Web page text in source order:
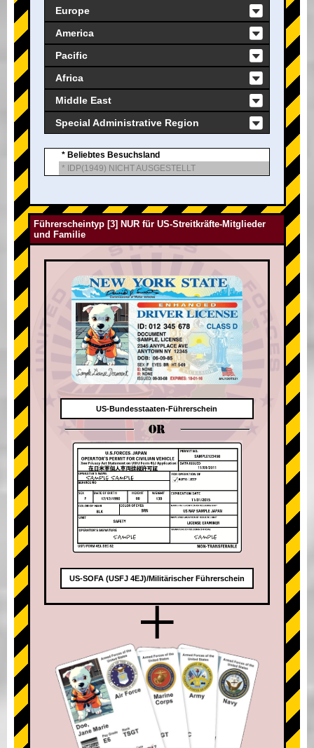
Europe
America
Pacific
Africa
Middle East
Special Administrative Region
* Beliebtes Besuchsland
* IDP(1949) NICHT AUSGESTELLT
Führerscheintyp [3] NUR für US-Streitkräfte-Mitglieder
und Familie
US-Bundesstaaten-Führerschein
OR
US-SOFA (USFJ 4EJ)/Militärischer Führerschein
+